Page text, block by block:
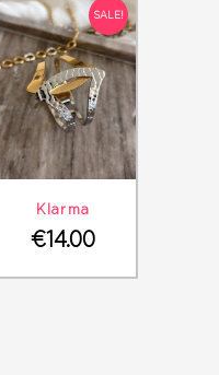
SALE!
ΛΕΠΤΟΜΈΡΕΙΕΣΣΤΟ ΚΑΛΆΘΙ
Klarma
€14.00